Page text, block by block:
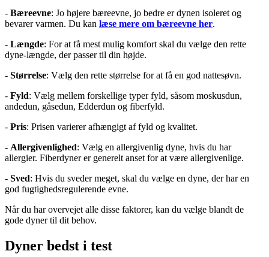
- Bæreevne: Jo højere bæreevne, jo bedre er dynen isoleret og
bevarer varmen. Du kan læse mere om bæreevne her.
- Længde: For at få mest mulig komfort skal du vælge den rette
dyne-længde, der passer til din højde.
- Størrelse: Vælg den rette størrelse for at få en god nattesøvn.
- Fyld: Vælg mellem forskellige typer fyld, såsom moskusdun,
andedun, gåsedun, Edderdun og fiberfyld.
- Pris: Prisen varierer afhængigt af fyld og kvalitet.
- Allergivenlighed: Vælg en allergivenlig dyne, hvis du har
allergier. Fiberdyner er generelt anset for at være allergivenlige.
- Sved: Hvis du sveder meget, skal du vælge en dyne, der har en
god fugtighedsregulerende evne.
Når du har overvejet alle disse faktorer, kan du vælge blandt de
gode dyner til dit behov.
Dyner bedst i test